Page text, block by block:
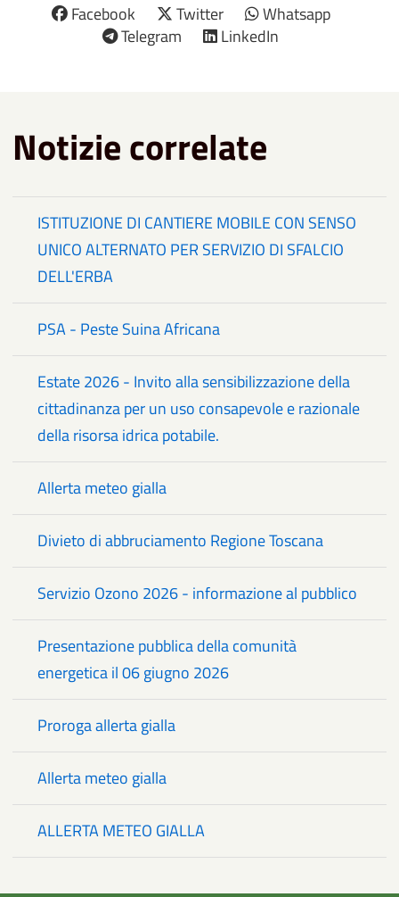
Facebook
Twitter
Whatsapp
Telegram
LinkedIn
Notizie correlate
ISTITUZIONE DI CANTIERE MOBILE CON SENSO
UNICO ALTERNATO PER SERVIZIO DI SFALCIO
DELL'ERBA
PSA - Peste Suina Africana
Estate 2026 - Invito alla sensibilizzazione della
cittadinanza per un uso consapevole e razionale
della risorsa idrica potabile.
Allerta meteo gialla
Divieto di abbruciamento Regione Toscana
Servizio Ozono 2026 - informazione al pubblico
Presentazione pubblica della comunità
energetica il 06 giugno 2026
Proroga allerta gialla
Allerta meteo gialla
ALLERTA METEO GIALLA